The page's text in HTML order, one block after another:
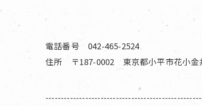
電話番号 042-465-2524
住所 〒187-0002 東京都小平市花小金